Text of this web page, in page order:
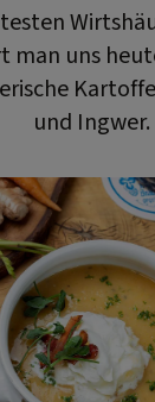
man uns
und Ingwer.